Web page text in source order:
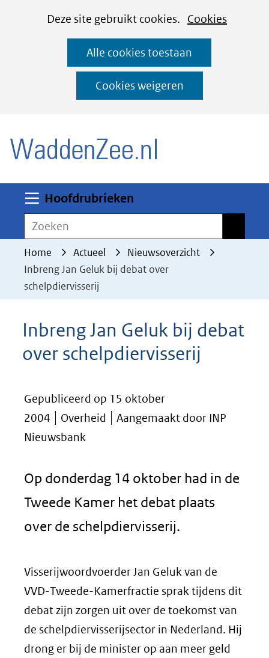
CookiesDeze site gebruikt cookies. Cookies
deze
worden
toegestaan
geweigerd.
Alle cookies toestaan
Cookies weigeren
Ga
naar
de
inhoud
Hoofdrubrieken
Zoeken
Home Actueel
Nieuwsoverzicht
Inbreng Jan Geluk bij debat over
schelpdiervisserij
Inbreng Jan Geluk bij debat
over schelpdiervisserij
Gepubliceerd op 15 oktober
2004
Overheid
Aangemaakt door INP
Nieuwsbank
Op donderdag 14 oktober had in de
Tweede Kamer het debat plaats
over de schelpdiervisserij.
Visserijwoordvoerder Jan Geluk van de
VVD-Tweede-Kamerfractie sprak tijdens dit
debat zijn zorgen uit over de toekomst van
de schelpdiervisserijsector in Nederland. Hij
drong er bij de minister op aan meer geld